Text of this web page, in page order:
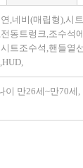
,네비(매립형),시
동트렁크,조수석
트조수석,핸들열
이 만26세~만70세,